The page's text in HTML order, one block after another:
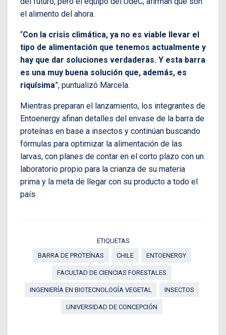
el alimento del ahora.
“Con la crisis climática, ya no es viable llevar el
tipo de alimentación que tenemos actualmente y
hay que dar soluciones verdaderas. Y esta barra
es una muy buena solución que, además, es
riquísima”, puntualizó Marcela.
Mientras preparan el lanzamiento, los integrantes de
Entoenergy afinan detalles del envase de la barra de
proteínas en base a insectos y continúan buscando
fórmulas para optimizar la alimentación de las
larvas, con planes de contar en el corto plazo con un
laboratorio propio para la crianza de su materia
prima y la meta de llegar con su producto a todo el
país.
ETIQUETAS
BARRA DE PROTEÍNAS
CHILE ENTOENERGY
FACULTAD DE CIENCIAS FORESTALES
INGENIERÍA EN BIOTECNOLOGÍA VEGETAL INSECTOS
UNIVERSIDAD DE CONCEPCIÓN